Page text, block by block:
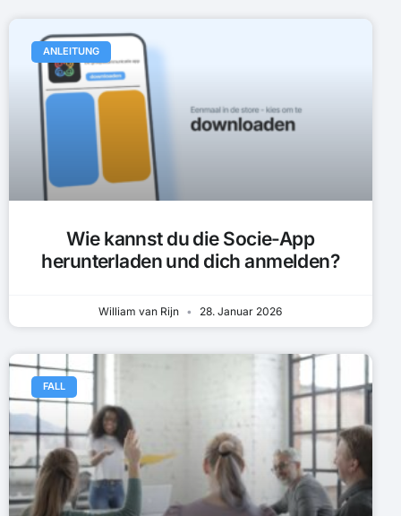
ANLEITUNG
Wie kannst du die Socie-App
herunterladen und dich anmelden?
William van Rijn 28. Januar 2026
FALL